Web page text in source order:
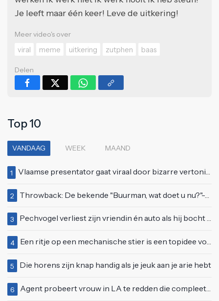
Je leeft maar één keer! Leve de uitkering!
Meer video's over
viral
meme uitkering zutphen baas
Delen
Top 10
VANDAAG WEEK MAAND
1 Vlaamse presentator gaat viraal door bizarre vertoning op live televisie: "Helemaal stijf van de bloem"
2 Throwback: De bekende "Buurman, wat doet u nu?"-scène uit Flodder met Tatjana Šimić
3 Pechvogel verliest zijn vriendin én auto als hij bocht te scherp neemt
4 Een ritje op een mechanische stier is een topidee voor een eerste date
5 Die horens zijn knap handig als je jeuk aan je arie hebt
6 Agent probeert vrouw in LA te redden die compleet van het padje is